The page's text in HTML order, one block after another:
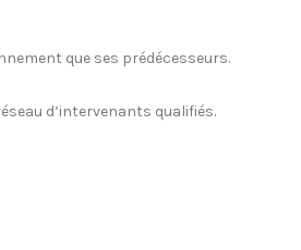
que ses prédécesseurs.
d’intervenants qualifiés.